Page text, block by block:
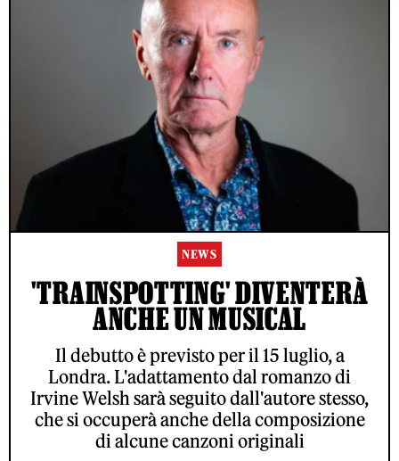
NEWS
'TRAINSPOTTING' DIVENTERÀ
ANCHE UN MUSICAL
Il debutto è previsto per il 15 luglio, a
Londra. L'adattamento dal romanzo di
Irvine Welsh sarà seguito dall'autore stesso,
che si occuperà anche della composizione
di alcune canzoni originali